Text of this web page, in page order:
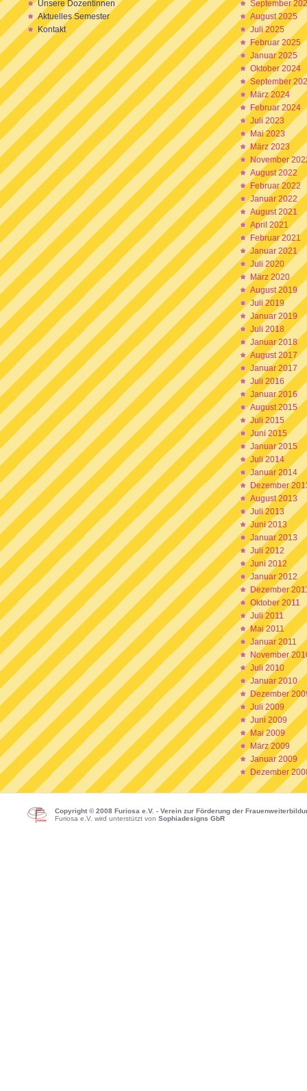
Unsere Dozentinnen
Aktuelles Semester
Kontakt
September
August 2025
Juli 2025
Februar 2025
Januar 2025
Oktober 2024
September
März 2024
Februar 2024
Juli 2023
Mai 2023
März 2023
November
August 2022
Februar 2022
Januar 2022
August 2021
April 2021
Februar 2021
Januar 2021
Juli 2020
März 2020
August 2019
Juli 2019
Januar 2019
Juli 2018
Januar 2018
August 2017
Januar 2017
Juli 2016
Januar 2016
August 2015
Juli 2015
Juni 2015
Januar 2015
Juli 2014
Januar 2014
Dezember
August 2013
Juli 2013
Juni 2013
Januar 2013
Juli 2012
Juni 2012
Januar 2012
Dezember
Oktober 2011
Juli 2011
Mai 2011
Januar 2011
November
Juli 2010
Januar 2010
Dezember
Juli 2009
Juni 2009
Mai 2009
März 2009
Januar 2009
Dezember
Copyright © 2008 Furiosa e.V. - Verein zur Förderung der
Furiosa e.V. wird unterstützt von Sophiadesigns GbR